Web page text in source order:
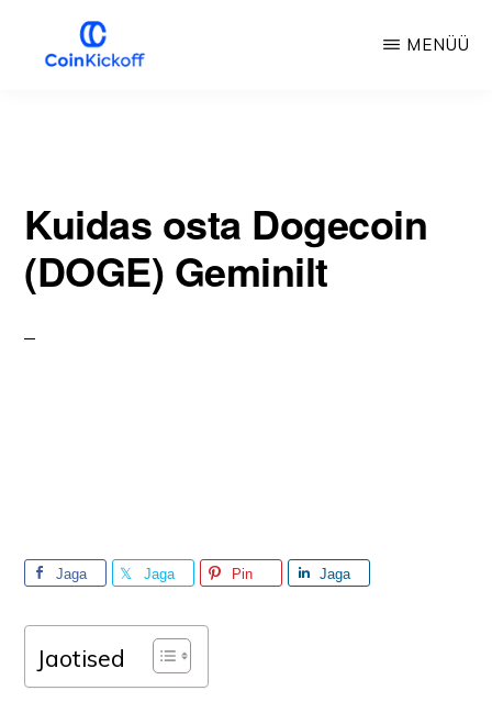
MENÜÜ
Kuidas osta Dogecoin
(DOGE) Geminilt
Jaga Jaga Pin Jaga
Jaotised